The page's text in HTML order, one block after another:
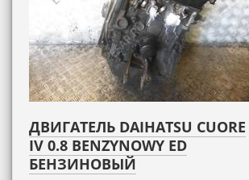
ДВИГАТЕЛЬ DAIHATSU CUORE
IV 0.8 BENZYNOWY ED
БЕНЗИНОВЫЙ